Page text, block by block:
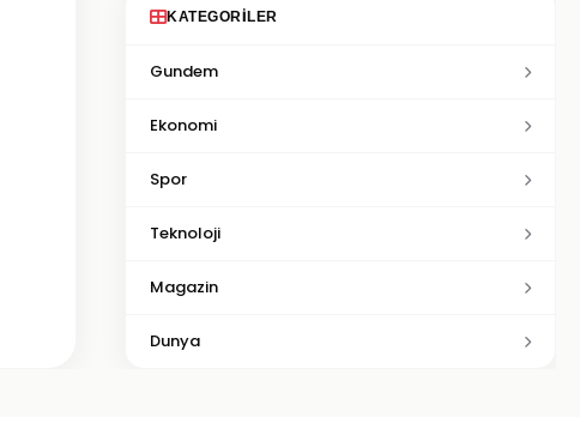
KATEGORILER
Gundem
Ekonomi
Spor
Teknoloji
Magazin
Dunya